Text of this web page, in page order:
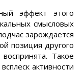
эффект этого
смысловых
зарождается
позиция другого
Такое
активности